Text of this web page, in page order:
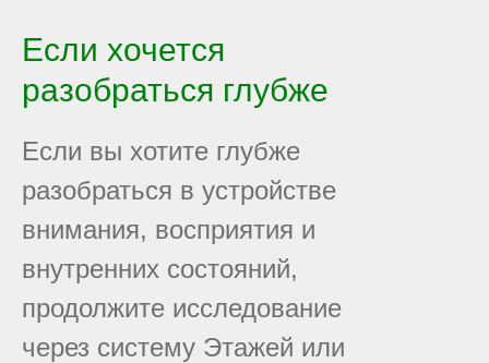
Если хочется
разобраться глубже
Если вы хотите глубже
разобраться в устройстве
внимания, восприятия и
внутренних состояний,
продолжите исследование
через систему Этажей или